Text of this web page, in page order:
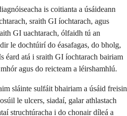
is coitianta a úsáideann
sraith GI íochtarach, agus
GI uachtarach, ólfaidh tú an
le dochtúirí do éasafagas, do bholg,
éard atá i sraith GI íochtarach bairiam
agus do reicteam a léirshamhlú.
sláinte sulfáit bhairiam a úsáid freisin
le ulcers, siadaí, galar athlastach
struchtúracha i do chonair díleá a